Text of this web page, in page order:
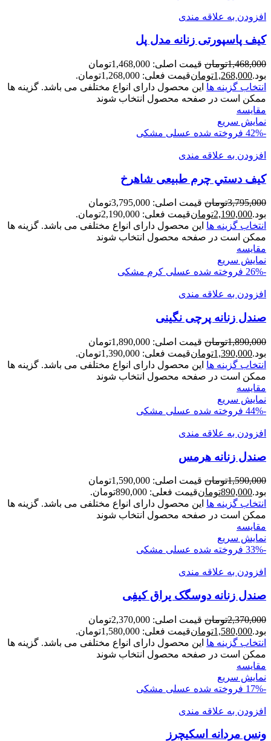
افزودن به علاقه مندی
کیف پاسپورتی زنانه مدل پل
1,468,000تومان
قیمت اصلی: 1,468,000تومان
بود.1,268,000تومانقیمت فعلی: 1,268,000تومان.
انتخاب گزینه ها این محصول دارای انواع مختلفی می باشد. گزینه ها
ممکن است در صفحه محصول انتخاب شوند
مقايسه
نمایش سریع
-42%
فروخته شده عسلی مشکی
افزودن به علاقه مندی
کيف دستي چرم طبیعی شاهرخ
3,795,000تومان
قیمت اصلی: 3,795,000تومان
بود.2,190,000تومانقیمت فعلی: 2,190,000تومان.
انتخاب گزینه ها این محصول دارای انواع مختلفی می باشد. گزینه ها
ممکن است در صفحه محصول انتخاب شوند
مقايسه
نمایش سریع
-26%
فروخته شده عسلی کرم مشکی
افزودن به علاقه مندی
صندل زنانه پرچی نگينی
1,890,000تومان
قیمت اصلی: 1,890,000تومان
بود.1,390,000تومانقیمت فعلی: 1,390,000تومان.
انتخاب گزینه ها این محصول دارای انواع مختلفی می باشد. گزینه ها
ممکن است در صفحه محصول انتخاب شوند
مقايسه
نمایش سریع
-44%
فروخته شده عسلی مشکی
افزودن به علاقه مندی
صندل زنانه هرمس
1,590,000تومان
قیمت اصلی: 1,590,000تومان
بود.890,000تومانقیمت فعلی: 890,000تومان.
انتخاب گزینه ها این محصول دارای انواع مختلفی می باشد. گزینه ها
ممکن است در صفحه محصول انتخاب شوند
مقايسه
نمایش سریع
-33%
فروخته شده عسلی مشکی
افزودن به علاقه مندی
صندل زنانه دوسگک يراق کيفِی
2,370,000تومان
قیمت اصلی: 2,370,000تومان
بود.1,580,000تومانقیمت فعلی: 1,580,000تومان.
انتخاب گزینه ها این محصول دارای انواع مختلفی می باشد. گزینه ها
ممکن است در صفحه محصول انتخاب شوند
مقايسه
نمایش سریع
-17%
فروخته شده عسلی مشکی
افزودن به علاقه مندی
ونس مردانه اسکيچرز